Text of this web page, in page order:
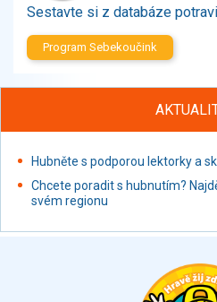
Sušené směsi
Polotovary, hotové pokrmy
Proteinové výrobky, doplňky
Studená kuchyně, lahůdkářské
Sestavte si z databáze
Program Sebekoučink
Hubněte s podporou lektorky a
Chcete poradit s hubnutím?
svém regionu